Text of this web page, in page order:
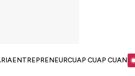
ENTREPRENEURCUAP CUAP CUAN